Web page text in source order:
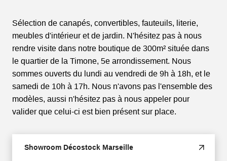
Sélection de canapés, convertibles, fauteuils, literie,
meubles d'intérieur et de jardin. N'hésitez pas à nous
rendre visite dans notre boutique de 300m² située dans
le quartier de la Timone, 5e arrondissement. Nous
sommes ouverts du lundi au vendredi de 9h à 18h, et le
samedi de 10h à 17h. Nous n'avons pas l'ensemble des
modèles, aussi n'hésitez pas à nous appeler pour
valider que celui-ci est bien présent sur place.
Showroom Décostock Marseille